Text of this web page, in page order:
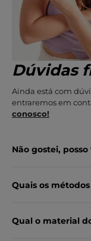
Dúvidas
Ainda está com
entraremos em
conosco!
Não gostei,
Quais os
Qual o material